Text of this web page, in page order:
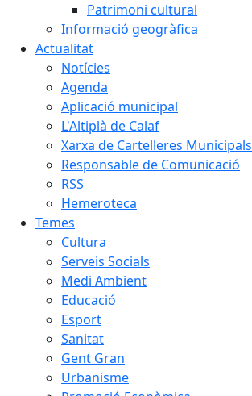
Patrimoni cultural
Informació geogràfica
Actualitat
Notícies
Agenda
Aplicació municipal
L'Altiplà de Calaf
Xarxa de Cartelleres Municipals
Responsable de Comunicació
RSS
Hemeroteca
Temes
Cultura
Serveis Socials
Medi Ambient
Educació
Esport
Sanitat
Gent Gran
Urbanisme